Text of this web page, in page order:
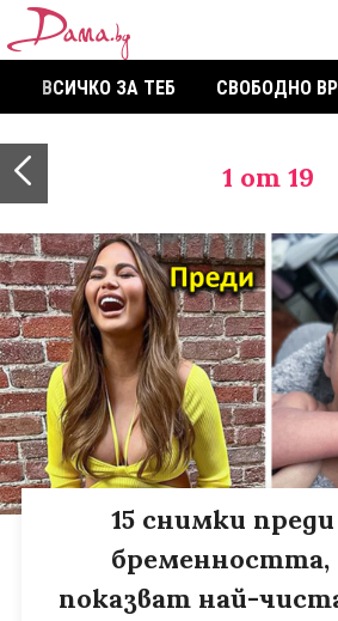
ВСИЧКО ЗА ТЕБ СВОБОДНО
1 от 19
15 снимки преди
бременността,
показват най-